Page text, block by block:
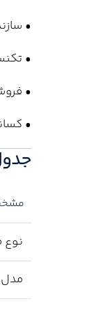
•
•
•
•
مدل